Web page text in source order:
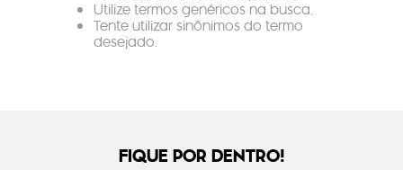
Utilize termos genéricos na busca.
Tente utilizar sinônimos do termo
desejado.
FIQUE POR DENTRO!